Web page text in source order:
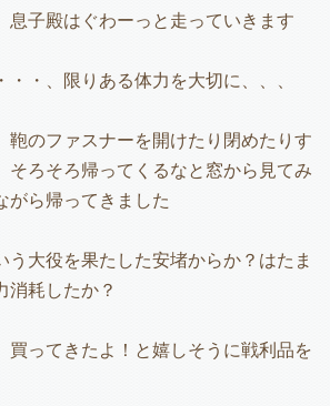
息子殿はぐわーっと走っていきます
・・、限りある体力を大切に、、、
鞄のファスナーを開けたり閉めたりす
そろそろ帰ってくるなと窓から見てみ
がら帰ってきました
う大役を果たした安堵からか？はたま
消耗したか？
買ってきたよ！と嬉しそうに戦利品を